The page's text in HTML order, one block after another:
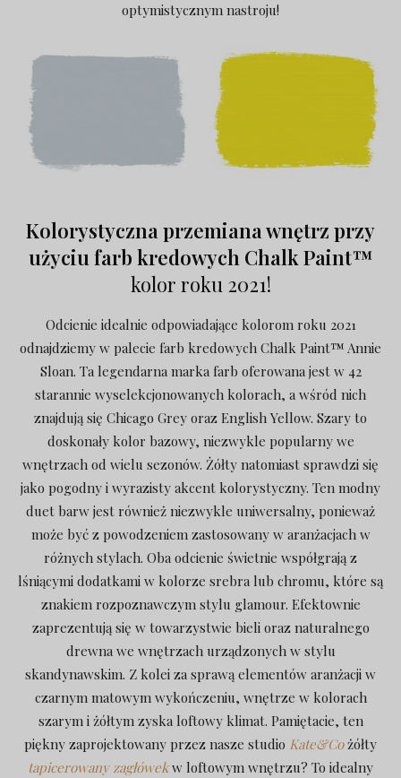
optymistycznym nastroju!
Kolorystyczna przemiana wnętrz przy
użyciu farb kredowych Chalk Paint™
kolor roku 2021!
Odcienie idealnie odpowiadające kolorom roku 2021
odnajdziemy w palecie farb kredowych Chalk Paint™ Annie
Sloan. Ta legendarna marka farb oferowana jest w 42
starannie wyselekcjonowanych kolorach, a wśród nich
znajdują się Chicago Grey oraz English Yellow. Szary to
doskonały kolor bazowy, niezwykle popularny we
wnętrzach od wielu sezonów. Żółty natomiast sprawdzi się
jako pogodny i wyrazisty akcent kolorystyczny. Ten modny
duet barw jest również niezwykle uniwersalny, ponieważ
może być z powodzeniem zastosowany w aranżacjach w
różnych stylach. Oba odcienie świetnie współgrają z
lśniącymi dodatkami w kolorze srebra lub chromu, które są
znakiem rozpoznawczym stylu glamour. Efektownie
zaprezentują się w towarzystwie bieli oraz naturalnego
drewna we wnętrzach urządzonych w stylu
skandynawskim. Z kolei za sprawą elementów aranżacji w
czarnym matowym wykończeniu, wnętrze w kolorach
szarym i żółtym zyska loftowy klimat. Pamiętacie, ten
piękny zaprojektowany przez nasze studio Kate&Co żółty
tapicerowany zagłówekw loftowym wnętrzu? To idealny